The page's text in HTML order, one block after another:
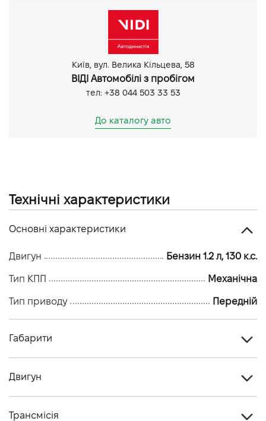
Бортовий комп'ютер
Електропривід дзеркал
Електроскладання дзеркал
Круїз контроль
Мультифункціональне кермо
Підігрів дзеркал
Денні ходові вогні
Протитуманні фари
Парктронік задній
Київ, вул. Велика Кільцева, 58
ВІДІ Автомобілі з пробігом
тел: +38 044 503 33 53
До каталогу авто
Технічні характеристики
Основні характеристики
Двигун Бензин 1.2 л, 130 к.с.
Тип КПП Механічна
Тип приводу Передній
Габарити
Кiлькiсть мiсць, шт
Двигун
Трансмісія